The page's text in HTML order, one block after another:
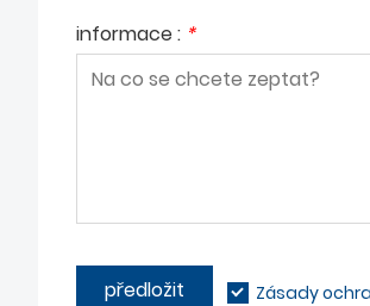
informace : *
předložit Zásady